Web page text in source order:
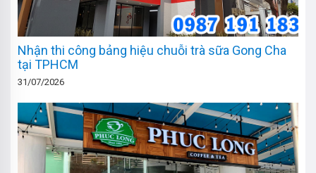
Nhận thi công bảng hiệu chuỗi trà sữa Gong Cha
tại TPHCM
31/07/2026